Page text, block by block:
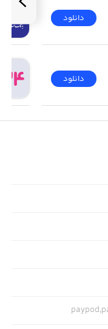
دانلود
دانلود